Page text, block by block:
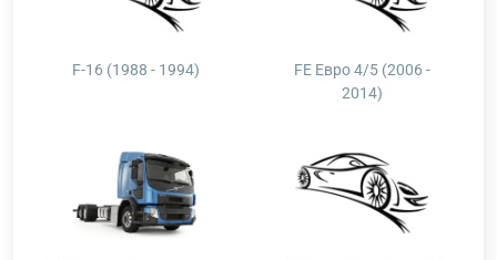
F-16 (1988 - 1994)
FE Евро 4/5 (2006 -
2014)